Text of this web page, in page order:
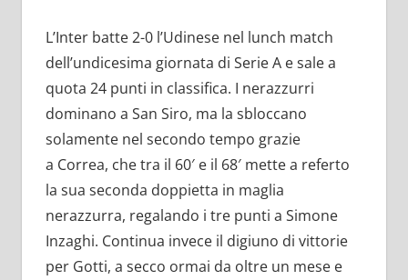
L’Inter batte 2-0 l’Udinese nel lunch match
dell’undicesima giornata di Serie A e sale a
quota 24 punti in classifica. I nerazzurri
dominano a San Siro, ma la sbloccano
solamente nel secondo tempo grazie
a Correa, che tra il 60′ e il 68′ mette a referto
la sua seconda doppietta in maglia
nerazzurra, regalando i tre punti a Simone
Inzaghi. Continua invece il digiuno di vittorie
per Gotti, a secco ormai da oltre un mese e